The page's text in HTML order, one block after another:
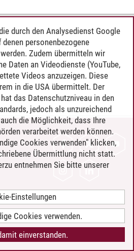
durch den Analysedienst Google
personenbezogene
Zudem übermitteln wir
Daten an Videodienste (YouTube,
Videos anzuzeigen. Diese
in die USA übermittelt. Der
das Datenschutzniveau in den
jedoch als unzureichend
die Möglichkeit, dass Ihre
verarbeitet werden können.
Cookies verwenden" klicken,
Übermittlung nicht statt.
entnehmen Sie bitte unserer
Einstellungen
Cookies verwenden.
einverstanden.